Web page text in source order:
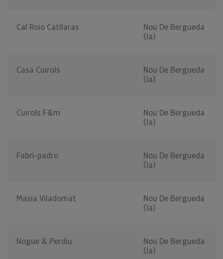
Cal Roio Catllaras
Nou De Bergueda
(la)
Casa Cuirols
Nou De Bergueda
(la)
Cuirols F&m
Nou De Bergueda
(la)
Fabri-padro
Nou De Bergueda
(la)
Masia Viladomat
Nou De Bergueda
(la)
Nogue & Perdiu
Nou De Bergueda
(la)